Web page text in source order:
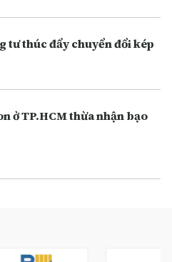
tư thúc đẩy chuyển đổi kép
ở TP.HCM thừa nhận bạo